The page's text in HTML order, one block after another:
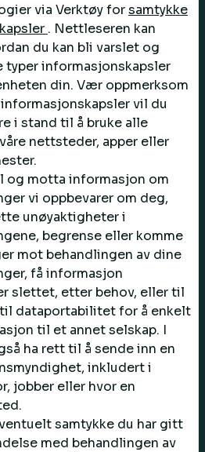
via Verktøy forsamtykke
. Nettleseren kan
du kan bli varslet og
typer informasjonskapsler
din. Vær oppmerksom
vil du
i stand til å bruke alle
nettsteder, apper eller
og motta informasjon om
vi oppbevarer om deg,
unøyaktigheter i
begrense eller komme
mot behandlingen av dine
få informasjon
slettet, etter behov, eller til
dataportabilitet for å enkelt
til et annet selskap. I
ha rett til å sende inn en
inkludert i
jobber eller hvor en
samtykke du har gitt
med behandlingen av